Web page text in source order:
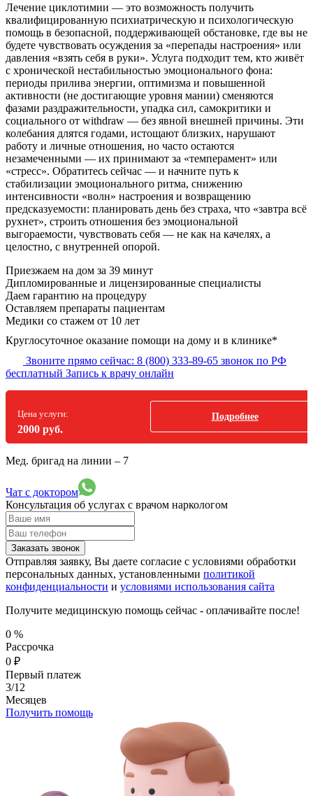
Лечение циклотимии — это возможность получить
квалифицированную психиатрическую и психологическую
помощь в безопасной, поддерживающей обстановке, где вы не
будете чувствовать осуждения за «перепады настроения» или
давления «взять себя в руки». Услуга подходит тем, кто живёт
с хронической нестабильностью эмоционального фона:
периоды прилива энергии, оптимизма и повышенной
активности (не достигающие уровня мании) сменяются
фазами раздражительности, упадка сил, самокритики и
социального от withdraw — без явной внешней причины. Эти
колебания длятся годами, истощают близких, нарушают
работу и личные отношения, но часто остаются
незамеченными — их принимают за «темперамент» или
«стресс». Обратитесь сейчас — и начните путь к
стабилизации эмоционального ритма, снижению
интенсивности «волн» настроения и возвращению
предсказуемости: планировать день без страха, что «завтра всё
рухнет», строить отношения без эмоциональной
выгораемости, чувствовать себя — не как на качелях, а
целостно, с внутренней опорой.
Приезжаем на дом за 39 минут
Дипломированные и лицензированные специалисты
Даем гарантию на процедуру
Оставляем препараты пациентам
Медики со стажем от 10 лет
Круглосуточное оказание помощи на дому и в клинике*
Звоните прямо сейчас: 8 (800) 333-89-65 звонок по РФ
бесплатный Запись к врачу онлайн
Цена услуги:
2000 руб.
Подробнее
Мед. бригад на линии – 7
Чат с доктором
Консультация об услугах с врачом наркологом
Заказать звонок
Отправляя заявку, Вы даете согласие с условиями обработки
персональных данных, установленными политикой
конфиденциальности и условиями использования сайта
Получите медицинскую помощь сейчас - оплачивайте после!
0 %
Рассрочка
0 ₽
Первый платеж
3/12
Месяцев
Получить помощь